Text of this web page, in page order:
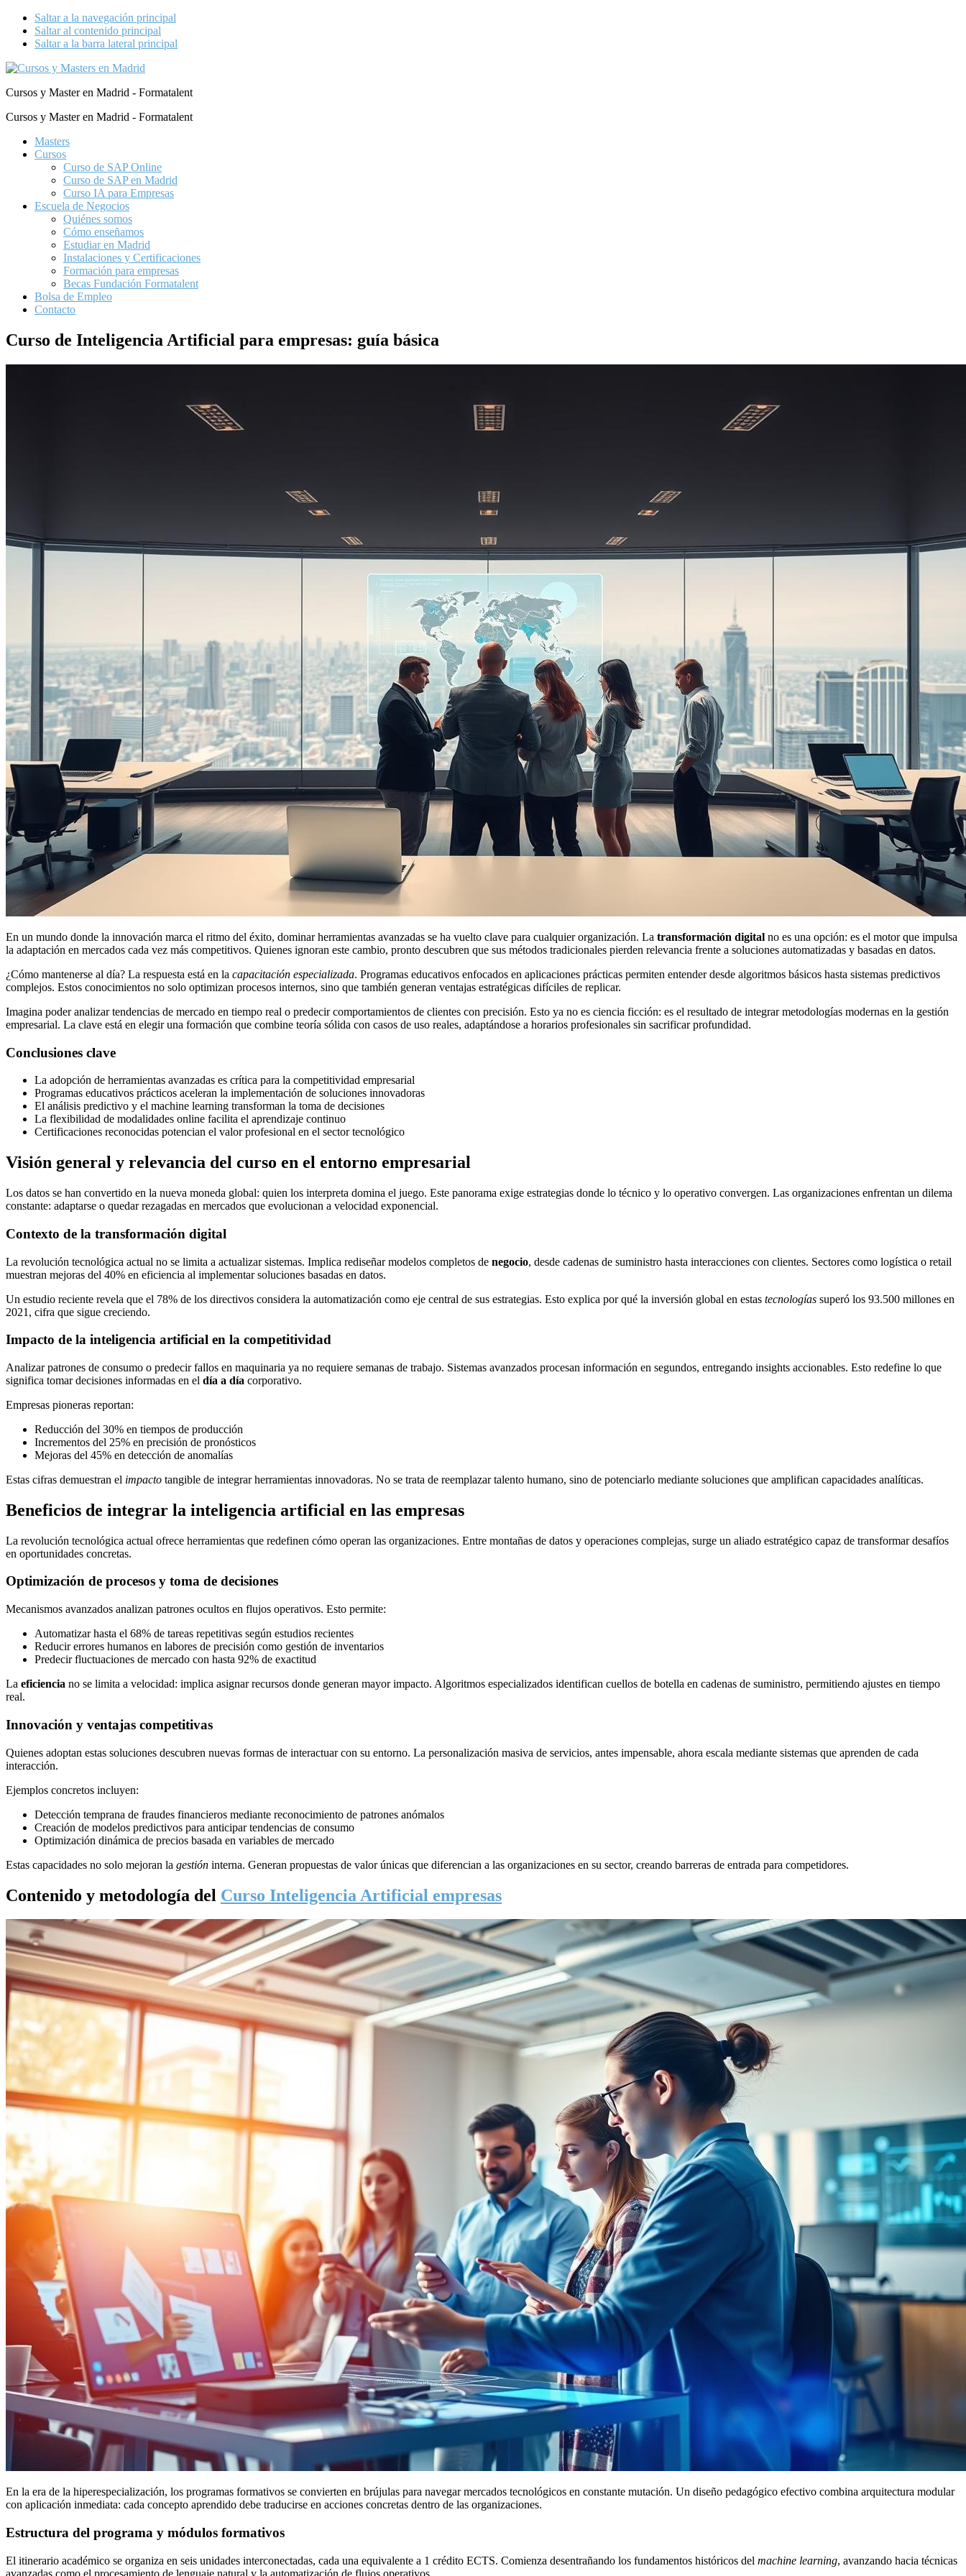
Saltar a la navegación principal
Saltar al contenido principal
Saltar a la barra lateral principal
Cursos y Master en Madrid - Formatalent
Cursos y Master en Madrid - Formatalent
Masters
Cursos
Curso de SAP Online
Curso de SAP en Madrid
Curso IA para Empresas
Escuela de Negocios
Quiénes somos
Cómo enseñamos
Estudiar en Madrid
Instalaciones y Certificaciones
Formación para empresas
Becas Fundación Formatalent
Bolsa de Empleo
Contacto
Curso de Inteligencia Artificial para empresas: guía básica
En un mundo donde la innovación marca el ritmo del éxito, dominar herramientas avanzadas se ha vuelto clave para cualquier organización. La transformación digital no es una opción: es el motor que impulsa
la adaptación en mercados cada vez más competitivos. Quienes ignoran este cambio, pronto descubren que sus métodos tradicionales pierden relevancia frente a soluciones automatizadas y basadas en datos.
¿Cómo mantenerse al día? La respuesta está en la capacitación especializada. Programas educativos enfocados en aplicaciones prácticas permiten entender desde algoritmos básicos hasta sistemas predictivos
complejos. Estos conocimientos no solo optimizan procesos internos, sino que también generan ventajas estratégicas difíciles de replicar.
Imagina poder analizar tendencias de mercado en tiempo real o predecir comportamientos de clientes con precisión. Esto ya no es ciencia ficción: es el resultado de integrar metodologías modernas en la gestión
empresarial. La clave está en elegir una formación que combine teoría sólida con casos de uso reales, adaptándose a horarios profesionales sin sacrificar profundidad.
Conclusiones clave
La adopción de herramientas avanzadas es crítica para la competitividad empresarial
Programas educativos prácticos aceleran la implementación de soluciones innovadoras
El análisis predictivo y el machine learning transforman la toma de decisiones
La flexibilidad de modalidades online facilita el aprendizaje continuo
Certificaciones reconocidas potencian el valor profesional en el sector tecnológico
Visión general y relevancia del curso en el entorno empresarial
Los datos se han convertido en la nueva moneda global: quien los interpreta domina el juego. Este panorama exige estrategias donde lo técnico y lo operativo convergen. Las organizaciones enfrentan un dilema
constante: adaptarse o quedar rezagadas en mercados que evolucionan a velocidad exponencial.
Contexto de la transformación digital
La revolución tecnológica actual no se limita a actualizar sistemas. Implica rediseñar modelos completos de negocio, desde cadenas de suministro hasta interacciones con clientes. Sectores como logística o retail
muestran mejoras del 40% en eficiencia al implementar soluciones basadas en datos.
Un estudio reciente revela que el 78% de los directivos considera la automatización como eje central de sus estrategias. Esto explica por qué la inversión global en estas tecnologías superó los 93.500 millones en
2021, cifra que sigue creciendo.
Impacto de la inteligencia artificial en la competitividad
Analizar patrones de consumo o predecir fallos en maquinaria ya no requiere semanas de trabajo. Sistemas avanzados procesan información en segundos, entregando insights accionables. Esto redefine lo que
significa tomar decisiones informadas en el día a día corporativo.
Empresas pioneras reportan:
Reducción del 30% en tiempos de producción
Incrementos del 25% en precisión de pronósticos
Mejoras del 45% en detección de anomalías
Estas cifras demuestran el impacto tangible de integrar herramientas innovadoras. No se trata de reemplazar talento humano, sino de potenciarlo mediante soluciones que amplifican capacidades analíticas.
Beneficios de integrar la inteligencia artificial en las empresas
La revolución tecnológica actual ofrece herramientas que redefinen cómo operan las organizaciones. Entre montañas de datos y operaciones complejas, surge un aliado estratégico capaz de transformar desafíos
en oportunidades concretas.
Optimización de procesos y toma de decisiones
Mecanismos avanzados analizan patrones ocultos en flujos operativos. Esto permite:
Automatizar hasta el 68% de tareas repetitivas según estudios recientes
Reducir errores humanos en labores de precisión como gestión de inventarios
Predecir fluctuaciones de mercado con hasta 92% de exactitud
La eficiencia no se limita a velocidad: implica asignar recursos donde generan mayor impacto. Algoritmos especializados identifican cuellos de botella en cadenas de suministro, permitiendo ajustes en tiempo
real.
Innovación y ventajas competitivas
Quienes adoptan estas soluciones descubren nuevas formas de interactuar con su entorno. La personalización masiva de servicios, antes impensable, ahora escala mediante sistemas que aprenden de cada
interacción.
Ejemplos concretos incluyen:
Detección temprana de fraudes financieros mediante reconocimiento de patrones anómalos
Creación de modelos predictivos para anticipar tendencias de consumo
Optimización dinámica de precios basada en variables de mercado
Estas capacidades no solo mejoran la gestión interna. Generan propuestas de valor únicas que diferencian a las organizaciones en su sector, creando barreras de entrada para competidores.
Contenido y metodología del Curso Inteligencia Artificial empresas
En la era de la hiperespecialización, los programas formativos se convierten en brújulas para navegar mercados tecnológicos en constante mutación. Un diseño pedagógico efectivo combina arquitectura modular
con aplicación inmediata: cada concepto aprendido debe traducirse en acciones concretas dentro de las organizaciones.
Estructura del programa y módulos formativos
El itinerario académico se organiza en seis unidades interconectadas, cada una equivalente a 1 crédito ECTS. Comienza desentrañando los fundamentos históricos del machine learning, avanzando hacia técnicas
avanzadas como el procesamiento de lenguaje natural y la automatización de flujos operativos.